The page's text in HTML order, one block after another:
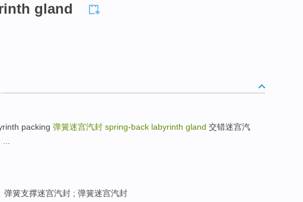
gland
packing 弹簧迷宫汽封 spring-back labyrinth gland 交错迷宫汽
弹簧支撑迷宫汽封 ; 弹簧迷宫汽封